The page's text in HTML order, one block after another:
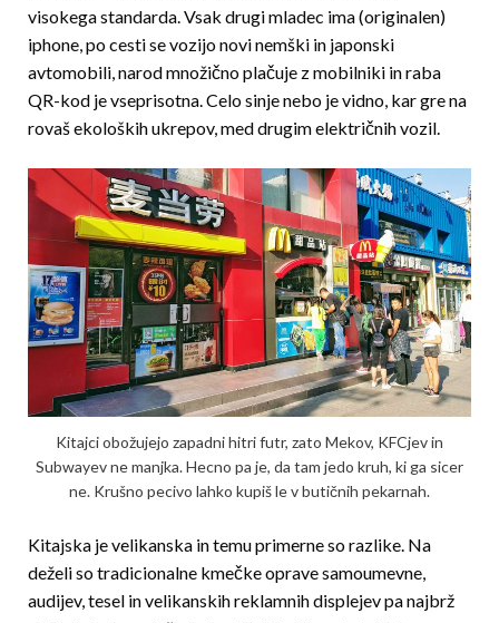
visokega standarda. Vsak drugi mladec ima (originalen)
iphone, po cesti se vozijo novi nemški in japonski
avtomobili, narod množično plačuje z mobilniki in raba
QR-kod je vseprisotna. Celo sinje nebo je vidno, kar gre na
rovaš ekoloških ukrepov, med drugim električnih vozil.
Kitajci obožujejo zapadni hitri futr, zato Mekov, KFCjev in
Subwayev ne manjka. Hecno pa je, da tam jedo kruh, ki ga sicer
ne. Krušno pecivo lahko kupiš le v butičnih pekarnah.
Kitajska je velikanska in temu primerne so razlike. Na
deželi so tradicionalne kmečke oprave samoumevne,
audijev, tesel in velikanskih reklamnih displejev pa najbrž